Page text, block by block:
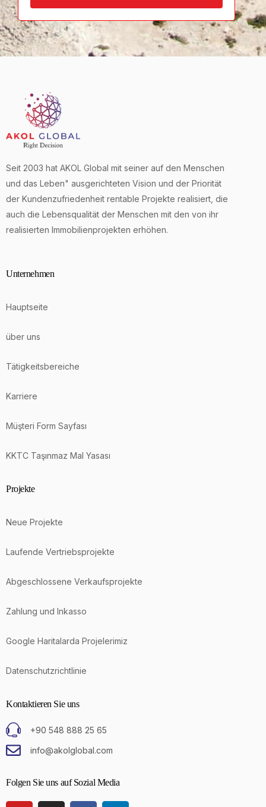
Seit 2003 hat AKOL Global mit seiner auf den Menschen
und das Leben" ausgerichteten Vision und der Priorität
der Kundenzufriedenheit rentable Projekte realisiert, die
auch die Lebensqualität der Menschen mit den von ihr
realisierten Immobilienprojekten erhöhen.
Unternehmen
Hauptseite
über uns
Tätigkeitsbereiche
Karriere
Müşteri Form Sayfası
KKTC Taşınmaz Mal Yasası
Projekte
Neue Projekte
Laufende Vertriebsprojekte
Abgeschlossene Verkaufsprojekte
Zahlung und Inkasso
Google Haritalarda Projelerimiz
Datenschutzrichtlinie
Kontaktieren Sie uns
+90 548 888 25 65
info@akolglobal.com
Folgen Sie uns auf Sozial Media